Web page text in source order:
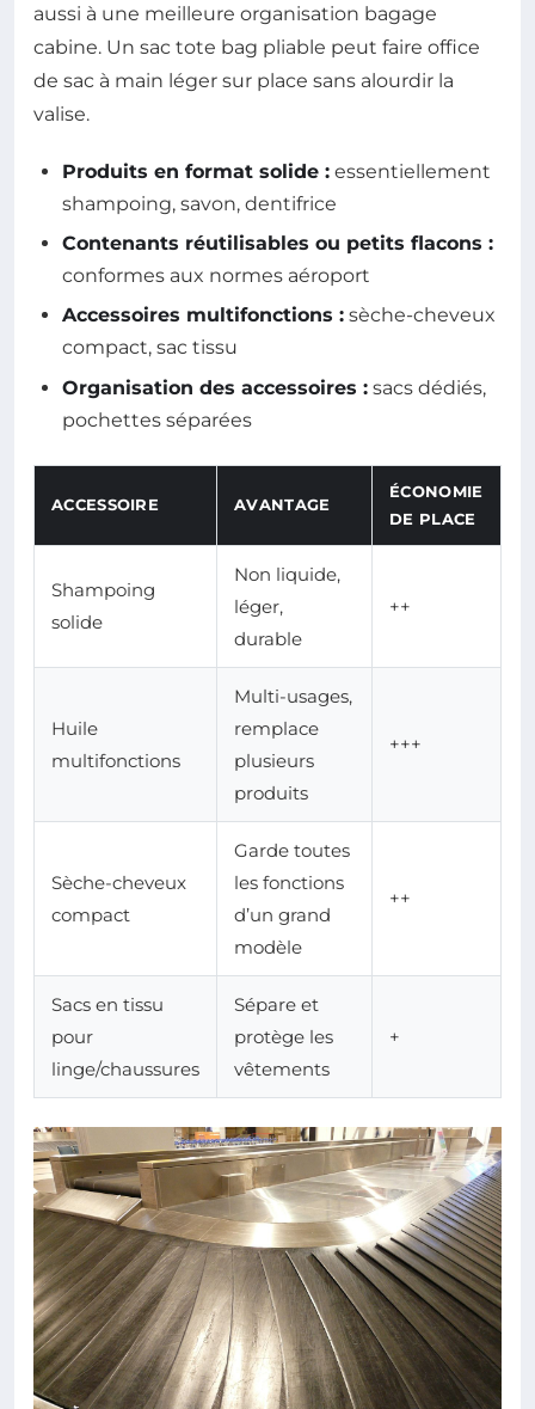
aussi à une meilleure organisation bagage
cabine. Un sac tote bag pliable peut faire office
de sac à main léger sur place sans alourdir la
valise.
Produits en format solide : essentiellement
shampoing, savon, dentifrice
Contenants réutilisables ou petits flacons :
conformes aux normes aéroport
Accessoires multifonctions : sèche-cheveux
compact, sac tissu
Organisation des accessoires : sacs dédiés,
pochettes séparées
ACCESSOIRE AVANTAGE
ÉCONOMIE
DE PLACE
Shampoing
solide
Non liquide,
léger,
durable
++
Huile
multifonctions
Multi-usages,
remplace
plusieurs
produits
+++
Sèche-cheveux
compact
Garde toutes
les fonctions
d’un grand
modèle
++
Sacs en tissu
pour
linge/chaussures
Sépare et
protège les
vêtements
+